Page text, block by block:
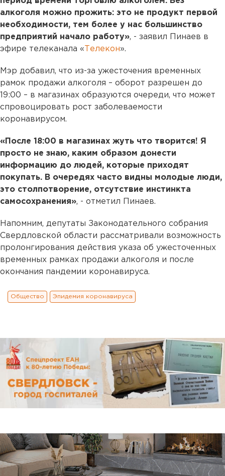
алкоголя можно прожить: это не продукт первой
необходимости, тем более у нас большинство
предприятий начало работу», - заявил Пинаев в
эфире телеканала «Телекон».
Мэр добавил, что из-за ужесточения временных
рамок продажи алкоголя – оборот разрешен до
19:00 – в магазинах образуются очереди, что может
спровоцировать рост заболеваемости
коронавирусом.
«После 18:00 в магазинах жуть что творится! Я
просто не знаю, каким образом донести
информацию до людей, которые приходят
покупать. В очередях часто видны молодые люди,
это столпотворение, отсутствие инстинкта
самосохранения», - отметил Пинаев.
Напомним, депутаты Законодательного собрания
Свердловской области рассматривали возможность
пролонгирования действия указа об ужесточенных
временных рамках продажи алкоголя и после
окончания пандемии коронавируса.
Общество Эпидемия коронавируса